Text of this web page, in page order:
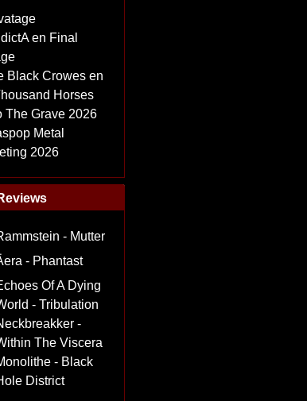
en Final
Black Crowes en
Horses
The Grave 2026
Metal
2026
- Mutter
- Phantast
Of A Dying
- Tribulation
-
The Viscera
- Black
District